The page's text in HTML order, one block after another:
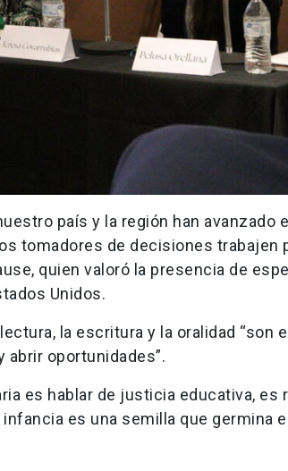
país y la región han avanzado
tomadores de decisiones trabajen
quien valoró la presencia de
Unidos.
la escritura y la oralidad “son
abrir oportunidades”.
es hablar de justicia educativa, es
es una semilla que germina